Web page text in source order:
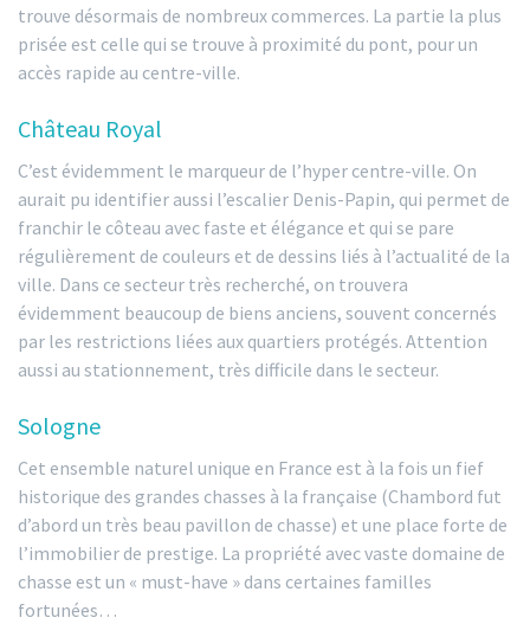
trouve désormais de nombreux commerces. La partie la plus
prisée est celle qui se trouve à proximité du pont, pour un
accès rapide au centre-ville.
Château Royal
C’est évidemment le marqueur de l’hyper centre-ville. On
aurait pu identifier aussi l’escalier Denis-Papin, qui permet de
franchir le côteau avec faste et élégance et qui se pare
régulièrement de couleurs et de dessins liés à l’actualité de la
ville. Dans ce secteur très recherché, on trouvera
évidemment beaucoup de biens anciens, souvent concernés
par les restrictions liées aux quartiers protégés. Attention
aussi au stationnement, très difficile dans le secteur.
Sologne
Cet ensemble naturel unique en France est à la fois un fief
historique des grandes chasses à la française (Chambord fut
d’abord un très beau pavillon de chasse) et une place forte de
l’immobilier de prestige. La propriété avec vaste domaine de
chasse est un « must-have » dans certaines familles
fortunées…